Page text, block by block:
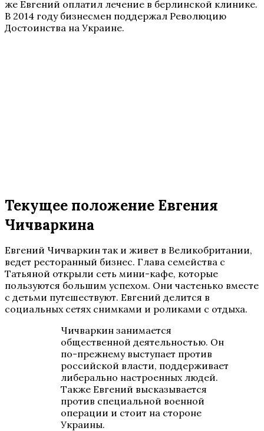
же Евгений оплатил лечение в берлинской клинике.
В 2014 году бизнесмен поддержал Революцию
Достоинства на Украине.
Текущее положение Евгения
Чичваркина
Евгений Чичваркин так и живет в Великобритании,
ведет ресторанный бизнес. Глава семейства с
Татьяной открыли сеть мини-кафе, которые
пользуются большим успехом. Они частенько вместе
с детьми путешествуют. Евгений делится в
социальных сетях снимками и роликами с отдыха.
Чичваркин занимается
общественной деятельностью. Он
по-прежнему выступает против
российской власти, поддерживает
либерально настроенных людей.
Также Евгений высказывается
против специальной военной
операции и стоит на стороне
Украины.